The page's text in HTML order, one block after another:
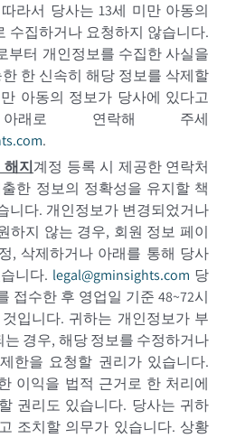
라서 당사는 13세 미만 아동의
수집하거나 요청하지 않습니다.
부터 개인정보를 수집한 사실을
한 신속히 해당 정보를 삭제할
아동의 정보가 당사에 있다고
아래로 연락해 주세
.
지계정 등록 시 제공한 연락처
한 정보의 정확성을 유지할 책
니다. 개인정보가 변경되었거나
하지 않는 경우, 회원 정보 페이
, 삭제하거나 아래를 통해 당사
니다. legal@gminsights.com 당
접수한 후 영업일 기준 48~72시
입니다. 귀하는 개인정보가 부
경우, 해당 정보를 수정하거나
한을 요청할 권리가 있습니다.
이익을 법적 근거로 한 처리에
권리도 있습니다. 당사는 귀하
조치할 의무가 있습니다. 상황